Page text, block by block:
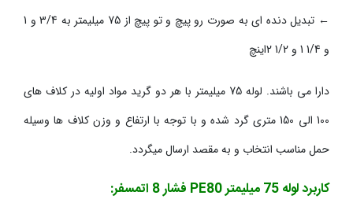
←
تبدیل دنده ای به صورت رو پیچ و تو پیچ از 75 میلیمتر به 3/4 و 1
و 1/4 1 و 1/2 2اینچ
دارا می باشند. لوله 75 میلیمتر با هر دو گرید مواد اولیه در کلاف های
100 الی 150 متری گرد شده و با توجه با ارتفاع و وزن کلاف ها وسیله
حمل مناسب انتخاب و به مقصد ارسال میگردد.
کاربرد لوله 75 میلیمتر PE80 فشار 8 اتمسفر: